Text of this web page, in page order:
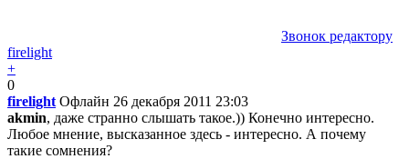
Звонок редактору
firelight
+
0
firelight Офлайн 26 декабря 2011 23:03
akmin, даже странно слышать такое.)) Конечно интересно.
Любое мнение, высказанное здесь - интересно. А почему
такие сомнения?